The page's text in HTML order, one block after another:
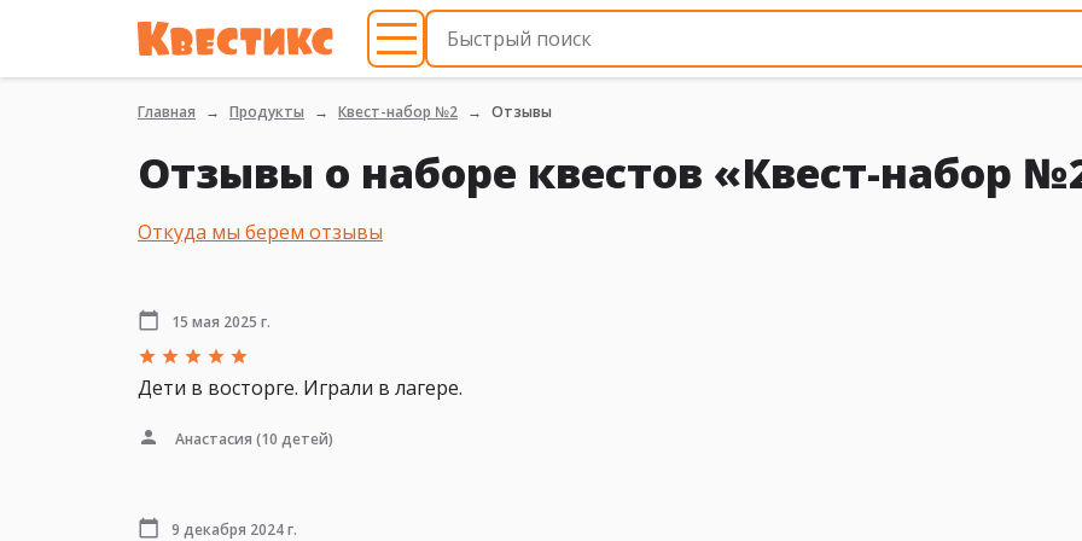
Главная Продукты Квест-набор №2 Отзывы
Отзывы о наборе квестов «Квест-набор
Откуда мы берем отзывы
15 мая 2025 г.
Дети в восторге. Играли в лагере.
Анастасия (10 детей)
9 декабря 2024 г.